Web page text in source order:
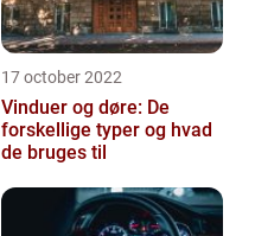
17 october 2022
Vinduer og døre: De
forskellige typer og hvad
de bruges til